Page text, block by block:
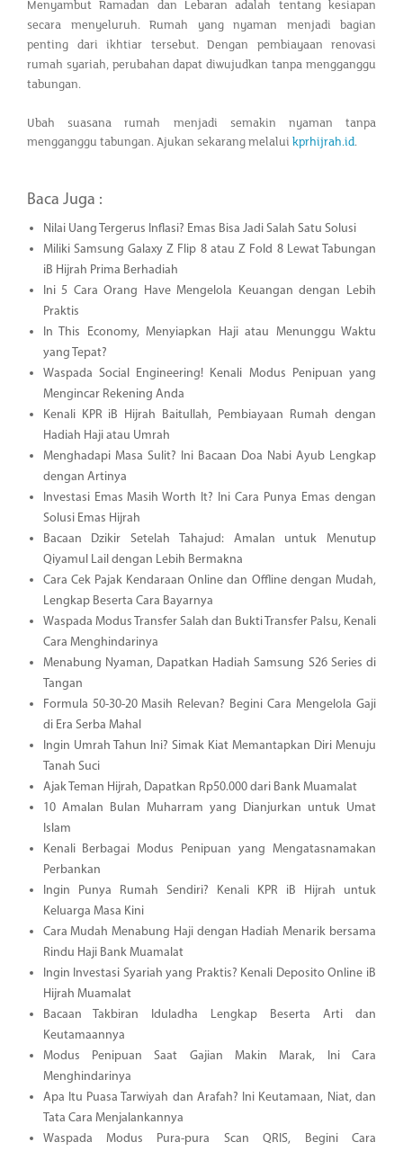
Menyambut Ramadan dan Lebaran adalah tentang kesiapan
secara menyeluruh. Rumah yang nyaman menjadi bagian
penting dari ikhtiar tersebut. Dengan pembiayaan renovasi
rumah syariah, perubahan dapat diwujudkan tanpa mengganggu
tabungan.
Ubah suasana rumah menjadi semakin nyaman tanpa
mengganggu tabungan. Ajukan sekarang melalui kprhijrah.id.
Baca Juga :
Nilai Uang Tergerus Inflasi? Emas Bisa Jadi Salah Satu Solusi
Miliki Samsung Galaxy Z Flip 8 atau Z Fold 8 Lewat Tabungan
iB Hijrah Prima Berhadiah
Ini 5 Cara Orang Have Mengelola Keuangan dengan Lebih
Praktis
In This Economy, Menyiapkan Haji atau Menunggu Waktu
yang Tepat?
Waspada Social Engineering! Kenali Modus Penipuan yang
Mengincar Rekening Anda
Kenali KPR iB Hijrah Baitullah, Pembiayaan Rumah dengan
Hadiah Haji atau Umrah
Menghadapi Masa Sulit? Ini Bacaan Doa Nabi Ayub Lengkap
dengan Artinya
Investasi Emas Masih Worth It? Ini Cara Punya Emas dengan
Solusi Emas Hijrah
Bacaan Dzikir Setelah Tahajud: Amalan untuk Menutup
Qiyamul Lail dengan Lebih Bermakna
Cara Cek Pajak Kendaraan Online dan Offline dengan Mudah,
Lengkap Beserta Cara Bayarnya
Waspada Modus Transfer Salah dan Bukti Transfer Palsu, Kenali
Cara Menghindarinya
Menabung Nyaman, Dapatkan Hadiah Samsung S26 Series di
Tangan
Formula 50-30-20 Masih Relevan? Begini Cara Mengelola Gaji
di Era Serba Mahal
Ingin Umrah Tahun Ini? Simak Kiat Memantapkan Diri Menuju
Tanah Suci
Ajak Teman Hijrah, Dapatkan Rp50.000 dari Bank Muamalat
10 Amalan Bulan Muharram yang Dianjurkan untuk Umat
Islam
Kenali Berbagai Modus Penipuan yang Mengatasnamakan
Perbankan
Ingin Punya Rumah Sendiri? Kenali KPR iB Hijrah untuk
Keluarga Masa Kini
Cara Mudah Menabung Haji dengan Hadiah Menarik bersama
Rindu Haji Bank Muamalat
Ingin Investasi Syariah yang Praktis? Kenali Deposito Online iB
Hijrah Muamalat
Bacaan Takbiran Iduladha Lengkap Beserta Arti dan
Keutamaannya
Modus Penipuan Saat Gajian Makin Marak, Ini Cara
Menghindarinya
Apa Itu Puasa Tarwiyah dan Arafah? Ini Keutamaan, Niat, dan
Tata Cara Menjalankannya
Waspada Modus Pura-pura Scan QRIS, Begini Cara